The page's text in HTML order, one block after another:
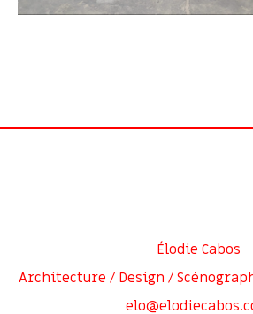
Élodie Cabos
Architecture / Design /